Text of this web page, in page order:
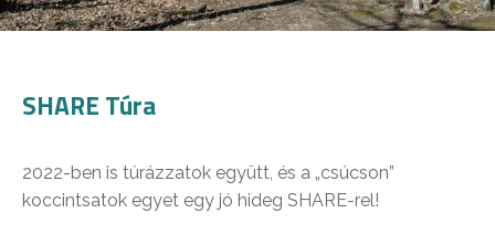
SHARE Túra
2022-ben is túrázzatok együtt, és a „csúcson”
koccintsatok egyet egy jó hideg SHARE-rel!